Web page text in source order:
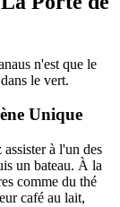
n'est que le
le vert.
Unique
à l'un des
un bateau. À la
comme du thé
café au lait,